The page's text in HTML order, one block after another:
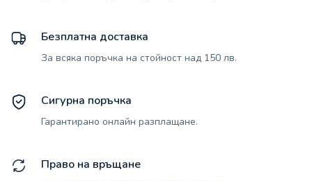
Безплатна доставка
За всяка поръчка на стойност над 150 лв.
Сигурна поръчка
Гарантирано онлайн разплащане.
Право на връщане